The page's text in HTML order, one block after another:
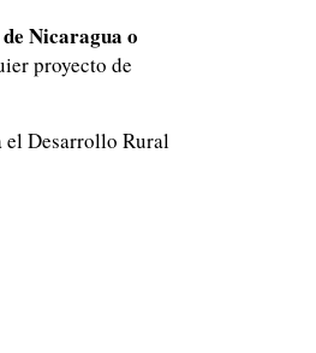
Nicaragua o
proyecto de
el Desarrollo Rural